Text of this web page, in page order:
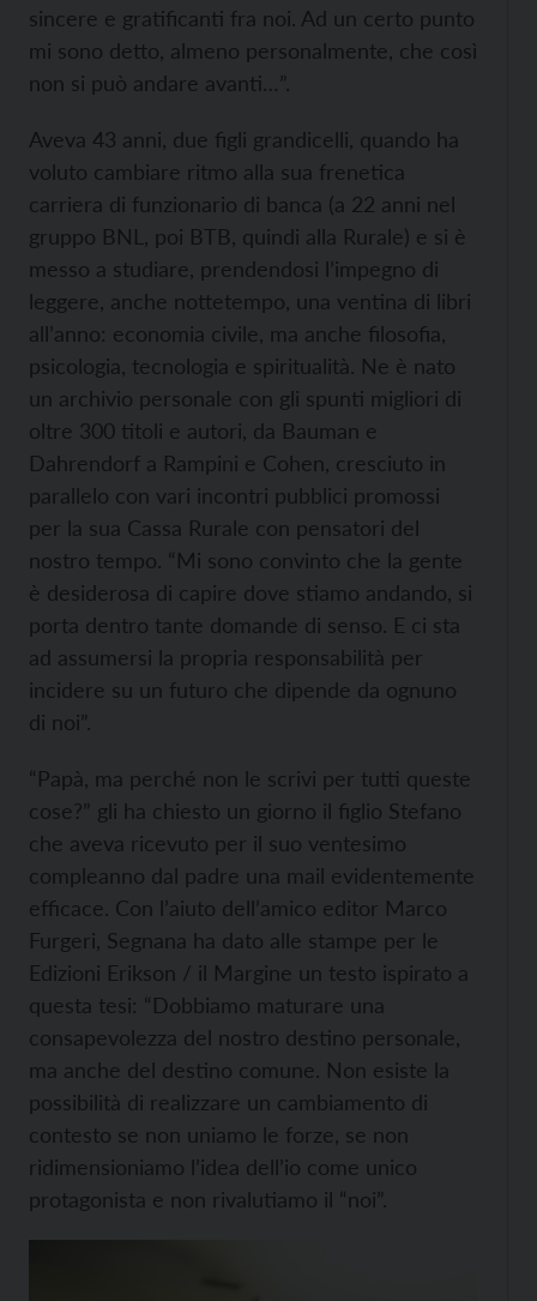
sincere e gratificanti fra noi. Ad un certo punto
mi sono detto, almeno personalmente, che così
non si può andare avanti…”.
Aveva 43 anni, due figli grandicelli, quando ha
voluto cambiare ritmo alla sua frenetica
carriera di funzionario di banca (a 22 anni nel
gruppo BNL, poi BTB, quindi alla Rurale) e si è
messo a studiare, prendendosi l’impegno di
leggere, anche nottetempo, una ventina di libri
all’anno: economia civile, ma anche filosofia,
psicologia, tecnologia e spiritualità. Ne è nato
un archivio personale con gli spunti migliori di
oltre 300 titoli e autori, da Bauman e
Dahrendorf a Rampini e Cohen, cresciuto in
parallelo con vari incontri pubblici promossi
per la sua Cassa Rurale con pensatori del
nostro tempo. “Mi sono convinto che la gente
è desiderosa di capire dove stiamo andando, si
porta dentro tante domande di senso. E ci sta
ad assumersi la propria responsabilità per
incidere su un futuro che dipende da ognuno
di noi”.
“Papà, ma perché non le scrivi per tutti queste
cose?” gli ha chiesto un giorno il figlio Stefano
che aveva ricevuto per il suo ventesimo
compleanno dal padre una mail evidentemente
efficace. Con l’aiuto dell’amico editor Marco
Furgeri, Segnana ha dato alle stampe per le
Edizioni Erikson / il Margine un testo ispirato a
questa tesi: “Dobbiamo maturare una
consapevolezza del nostro destino personale,
ma anche del destino comune. Non esiste la
possibilità di realizzare un cambiamento di
contesto se non uniamo le forze, se non
ridimensioniamo l’idea dell’io come unico
protagonista e non rivalutiamo il “noi”.